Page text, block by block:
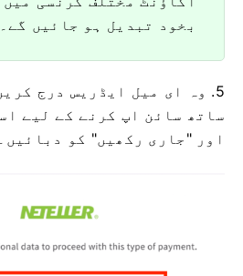
بخود تبدیل ہو جائیں گے۔
ساتھ سائن اپ کرنے کے لیے
اور "جاری رکھیں" کو دبائیں۔